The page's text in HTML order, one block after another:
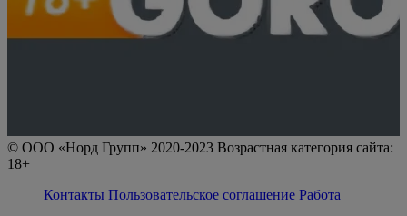
© ООО «Норд Групп» 2020-2023 Возрастная категория сайта:
18+
Контакты Пользовательское соглашение Работа